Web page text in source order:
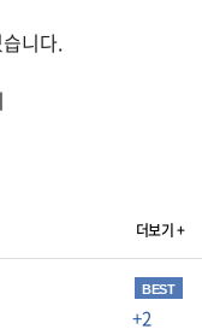
니다.
더보기 +
BEST
+2